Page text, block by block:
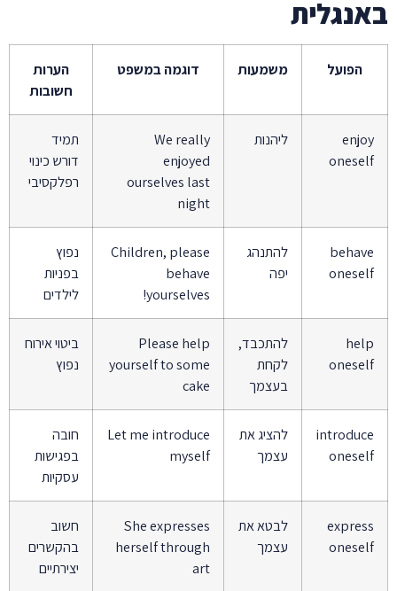
באנגלית
הפועל משמעות דוגמה במשפט
הערות
חשובות
enjoy
oneself
ליהנות
We really
enjoyed
ourselves last
night
תמיד
דורש כינוי
רפלקסיבי
behave
oneself
להתנהג
יפה
Children, please
behave
yourselves!
נפוץ
בפניות
לילדים
help
oneself
להתכבד,
לקחת
בעצמך
Please help
yourself to some
cake
ביטוי אירוח
נפוץ
introduce
oneself
להציג את
עצמך
Let me introduce
myself
חובה
בפגישות
עסקיות
express
oneself
לבטא את
עצמך
She expresses
herself through
art
חשוב
בהקשרים
יצירתיים